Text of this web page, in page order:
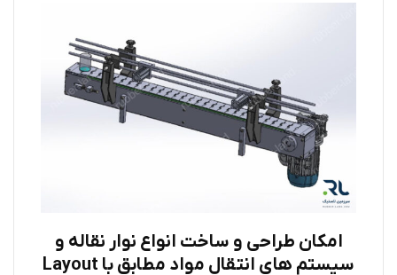
امکان طراحی و ساخت انواع نوار نقاله و
سیستم های انتقال مواد مطابق با Layout